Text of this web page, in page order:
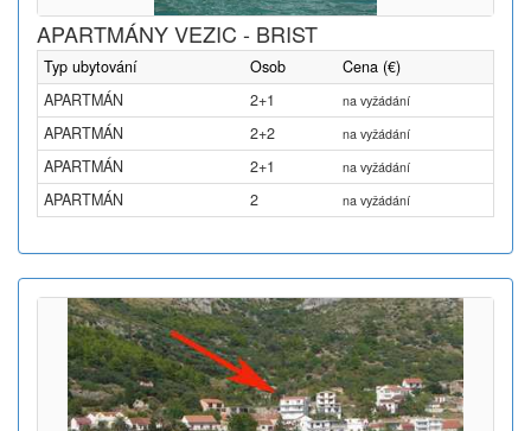
APARTMÁNY VEZIC - BRIST
Typ ubytování Osob
Cena (€)
APARTMÁN
2+1 na vyžádání
APARTMÁN 2+2 na vyžádání
APARTMÁN 2+1 na vyžádání
APARTMÁN 2 na vyžádání